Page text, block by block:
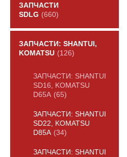
ЗАПЧАСТИ
SDLG (660)
ЗАПЧАСТИ: SHANTUI,
KOMATSU (126)
ЗАПЧАСТИ: SHANTUI
SD16, KOMATSU
D65A (65)
ЗАПЧАСТИ: SHANTUI
SD22, KOMATSU
D85A (34)
ЗАПЧАСТИ: SHANTUI